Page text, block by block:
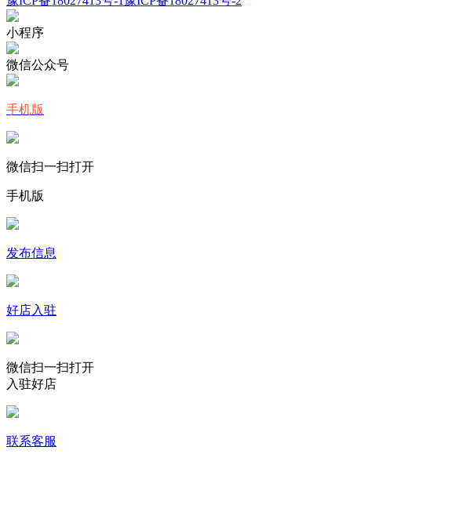
小程序
微信公众号
手机版
微信扫一扫打开
手机版
发布信息
好店入驻
微信扫一扫打开
入驻好店
联系客服